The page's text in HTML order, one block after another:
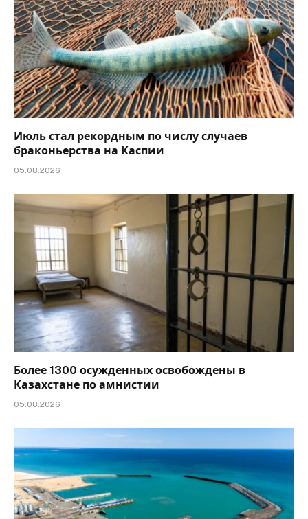
Июль стал рекордным по числу случаев
браконьерства на Каспии
05.08.2026
Более 1300 осужденных освобождены в
Казахстане по амнистии
05.08.2026